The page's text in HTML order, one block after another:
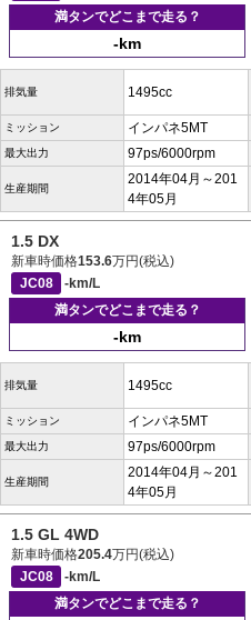
満タンでどこまで走る？
-km
排気量 1495cc
ミッション インパネ5MT
最大出力 97ps/6000rpm
生産期間
2014年04月～201
4年05月
1.5 DX
新車時価格153.6万円(税込)
JC08
-km/L
満タンでどこまで走る？
-km
排気量 1495cc
ミッション インパネ5MT
最大出力 97ps/6000rpm
生産期間
2014年04月～201
4年05月
1.5 GL 4WD
新車時価格205.4万円(税込)
JC08
-km/L
満タンでどこまで走る？